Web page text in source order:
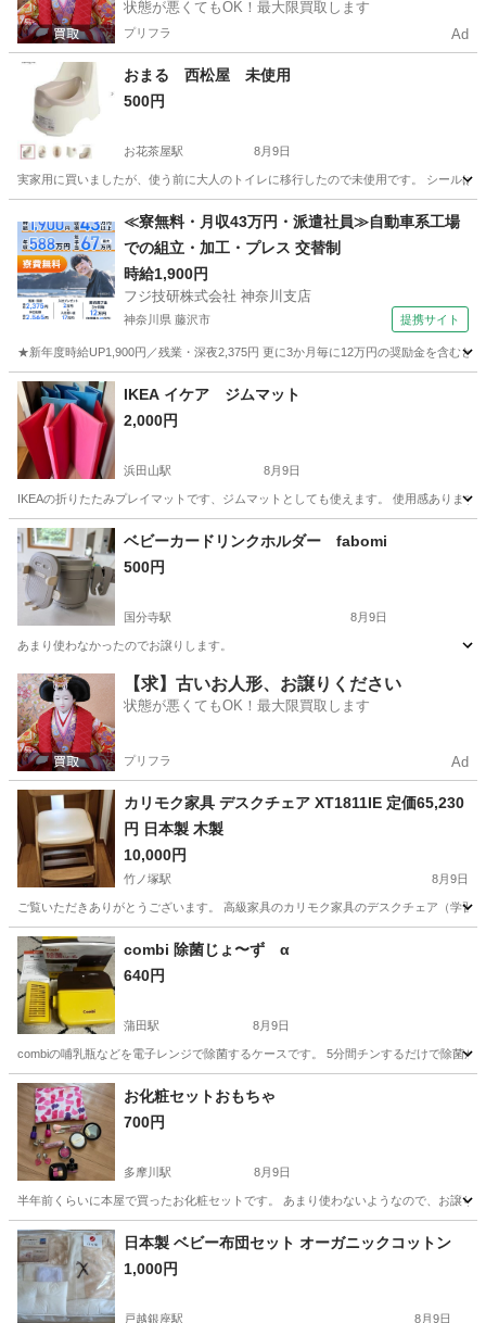
状態が悪くてもOK！最大限買取します
プリフラ Ad
おまる 西松屋 未使用
500円
お花茶屋駅 8月9日
実家用に買いましたが、使う前に大人のトイレに移行したので未使用です。 シール
お花茶屋駅 ベビー用品
≪寮無料・月収43万円・派遣社員≫自動車系工場
での組立・加工・プレス 交替制
時給1,900円
フジ技研株式会社 神奈川支店
神奈川県 藤沢市 提携サイト
★新年度時給UP1,900円／残業・深夜2,375円 更に3か月毎に12万円の奨励金を含む
神奈川 藤沢市 その他
IKEA イケア ジムマット
2,000円
浜田山駅 8月9日
IKEAの折りたたみプレイマットです、ジムマットとしても使えます。 使用感ありま
東京 杉並区 浜田山駅 キッズ用品
ベビーカードリンクホルダー fabomi
500円
国分寺駅 8月9日
あまり使わなかったのでお譲りします。
東京 小金井市 国分寺駅 ベビー用品
【求】古いお人形、お譲りください
状態が悪くてもOK！最大限買取します
プリフラ Ad
カリモク家具 デスクチェア XT1811IE 定価65,230
円 日本製 木製
10,000円
竹ノ塚駅 8月9日
ご覧いただきありがとうございます。 高級家具のカリモク家具のデスクチェア（学
東京 足立区 竹ノ塚駅 キッズ用品
combi 除菌じょ〜ず α
640円
蒲田駅 8月9日
combiの哺乳瓶などを電子レンジで除菌するケースです。 5分間チンするだけで除菌
東京 大田区 蒲田駅 ベビー用品
お化粧セットおもちゃ
700円
多摩川駅 8月9日
半年前くらいに本屋で買ったお化粧セットです。 あまり使わないようなので、お譲
東京 大田区 多摩川駅 キッズ用品
日本製 ベビー布団セット オーガニックコットン
1,000円
戸越銀座駅 8月9日